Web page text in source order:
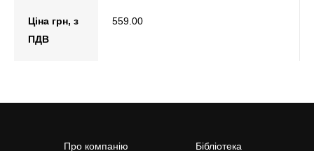
Ціна грн, з
ПДВ
559.00
Про компанію Бібліотека